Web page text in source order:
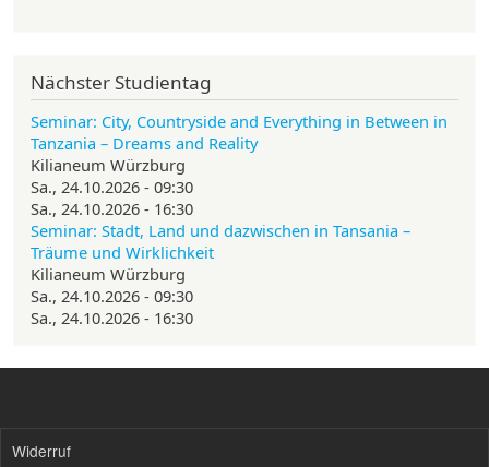
Nächster Studientag
Seminar: City, Countryside and Everything in Between in
Tanzania – Dreams and Reality
Kilianeum Würzburg
Sa., 24.10.2026 - 09:30
Sa., 24.10.2026 - 16:30
Seminar: Stadt, Land und dazwischen in Tansania –
Träume und Wirklichkeit
Kilianeum Würzburg
Sa., 24.10.2026 - 09:30
Sa., 24.10.2026 - 16:30
Widerruf